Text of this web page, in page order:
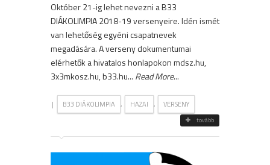
Október 21-ig lehet nevezni a B33
DIÁKOLIMPIA 2018-19 versenyeire. Idén ismét
van lehetőség egyéni csapatnevek
megadására. A verseny dokumentumai
elérhetők a hivatalos honlapokon mdsz.hu,
3x3mkosz.hu, b33.hu... Read More...
| B33 DIÁKOLIMPIA , HAZAI , VERSENY
tovább